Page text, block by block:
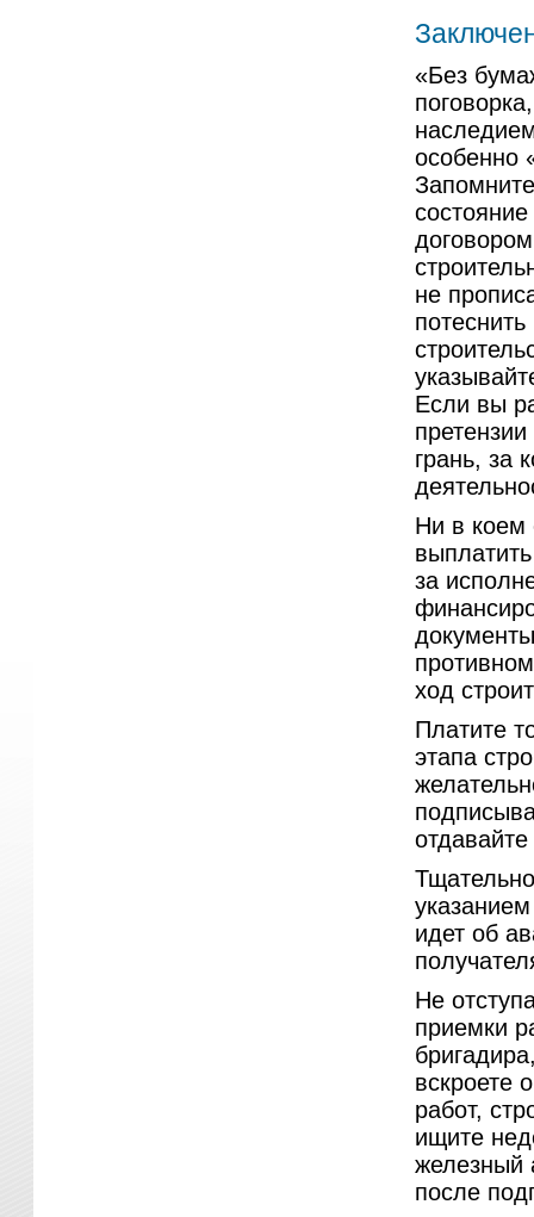
«Без
особенно
не
Если вы
грань, за
Ни в коем
за
ход
Платите
этапа
идет об
Не
приемки
вскроете
работ,
ищите
железный
после